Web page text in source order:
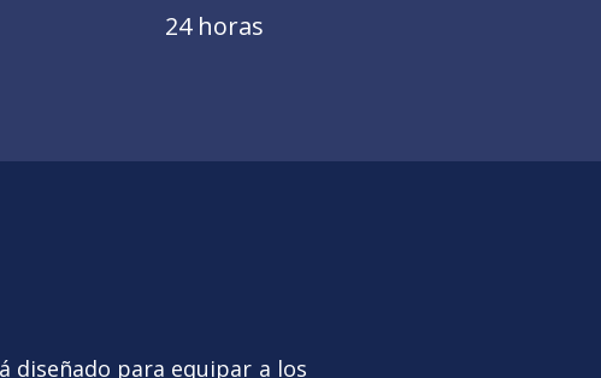
24 horas
diseñado para equipar a los